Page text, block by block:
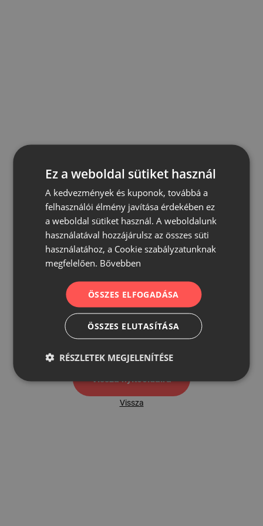
500
Vissza nyítóoldalra
Vissza
Ez a weboldal sütiket használ
A kedvezmények és kuponok, továbbá a
felhasználói élmény javítása érdekében ez
a weboldal sütiket használ. A weboldalunk
használatával hozzájárulsz az összes süti
használatához, a Cookie szabályzatunknak
megfelelően. Bővebben
ÖSSZES ELFOGADÁSA
ÖSSZES ELUTASÍTÁSA
RÉSZLETEK MEGJELENÍTÉSE